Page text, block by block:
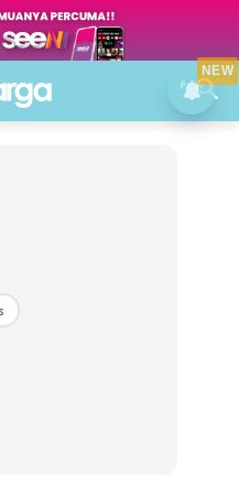
NEW